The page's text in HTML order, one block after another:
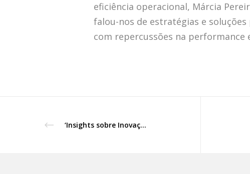
eficiência operacional, Márcia
falou-nos de estratégias e
com repercussões na performance
‘Insights sobre Inovação’, Sessão web, com Susana Coerver (Kindology) e Alexandra Machás (Scopen Portugal).